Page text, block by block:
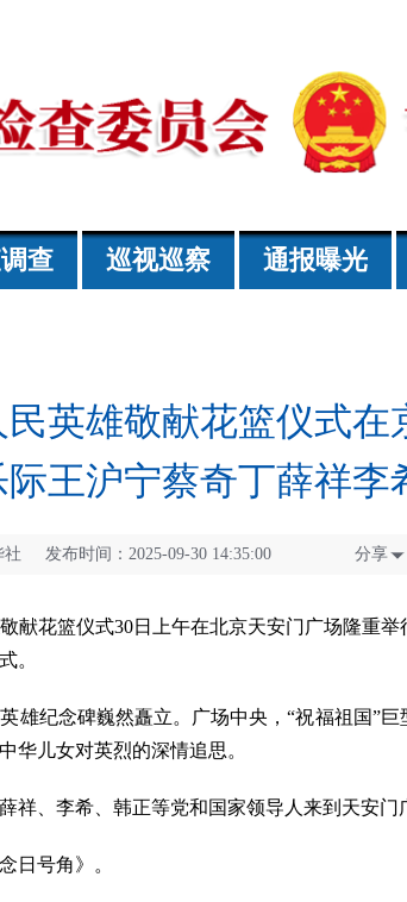
查 巡视巡察 通报曝光
英雄敬献花篮仪式在
王沪宁蔡奇丁薛祥李
社 发布时间：2025-09-30 14:35:00 分享
花篮仪式30日上午在北京天安门广场隆重举
。
纪念碑巍然矗立。广场中央，“祝福祖国”巨
华儿女对英烈的深情追思。
、李希、韩正等党和国家领导人来到天安门
号角》。